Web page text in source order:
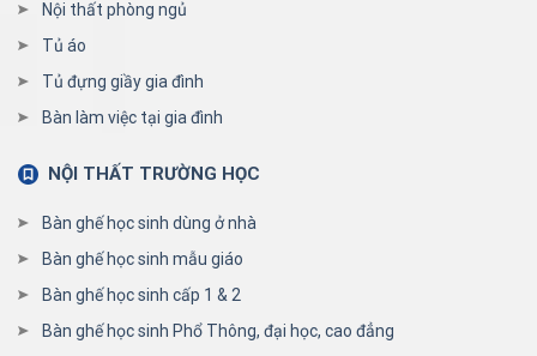
Nội thất phòng ngủ
Tủ áo
Tủ đựng giầy gia đình
Bàn làm việc tại gia đình
NỘI THẤT TRƯỜNG HỌC
Bàn ghế học sinh dùng ở nhà
Bàn ghế học sinh mẫu giáo
Bàn ghế học sinh cấp 1 & 2
Bàn ghế học sinh Phổ Thông, đại học, cao đẳng